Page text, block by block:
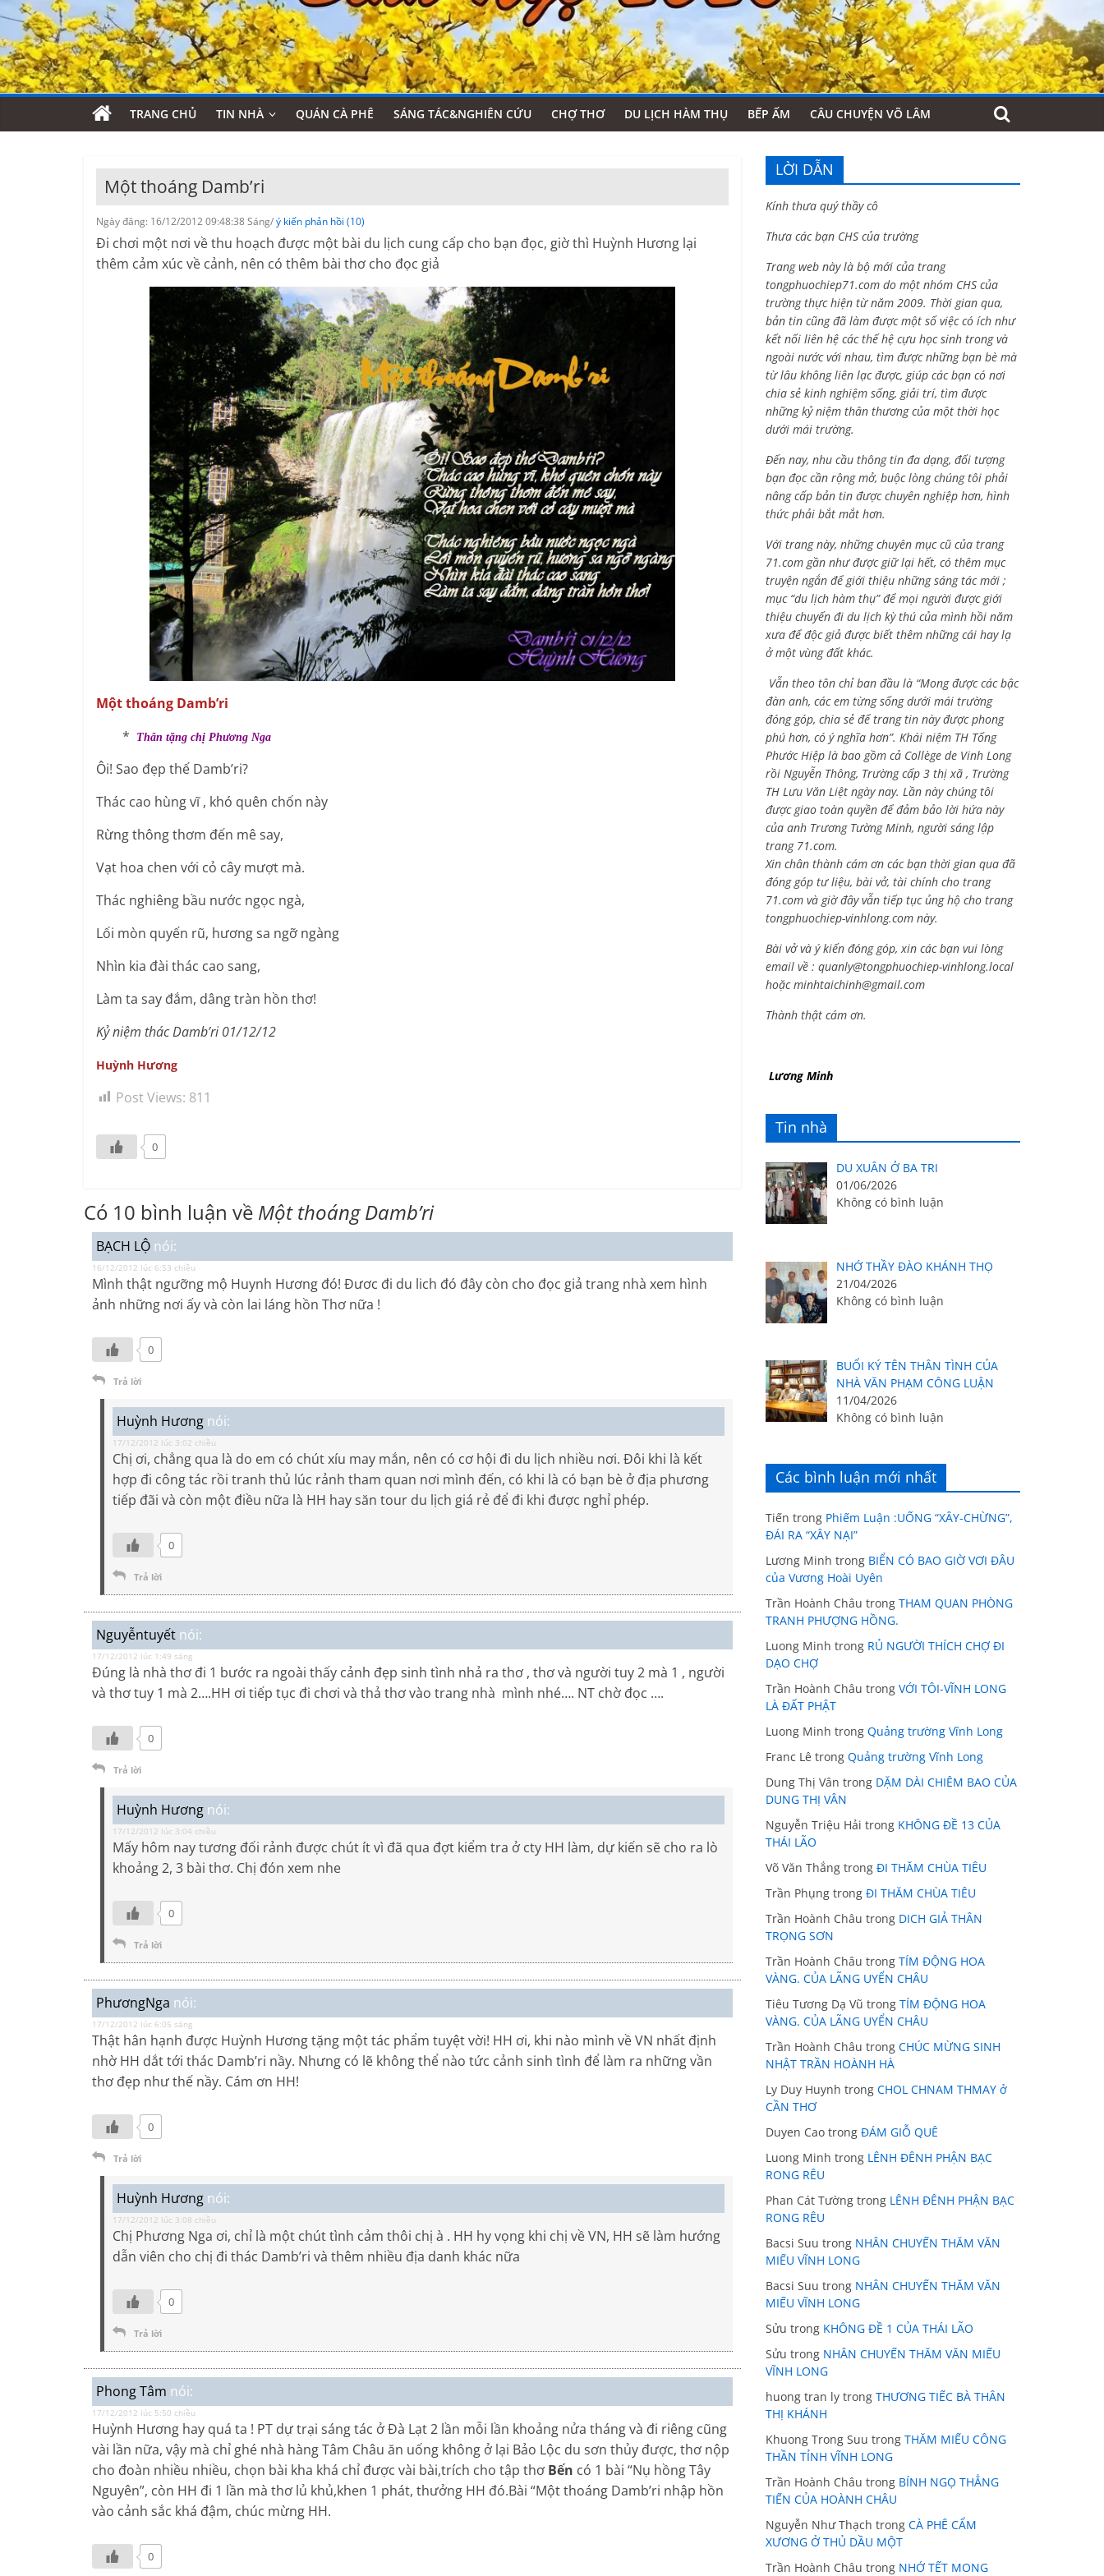
TRANG CHỦ TIN NHÀ QUÁN CÀ PHÊ SÁNG TÁC&NGHIÊN CỨU CHỢ THƠ DU LỊCH HÀM THỤ BẾP ẤM CÂU CHUYỆN VÕ LÂM
Một thoáng Damb’ri
Ngày đăng: 16/12/2012 09:48:38 Sáng/ý kiến phản hồi (10)
Đi chơi một nơi về thu hoạch được một bài du lịch cung cấp cho bạn đọc, giờ thì Huỳnh Hương lại
thêm cảm xúc về cảnh, nên có thêm bài thơ cho đọc giả
Một thoáng Damb’ri
*
Thân tặng chị Phương Nga
Ôi! Sao đẹp thế Damb’ri?
Thác cao hùng vĩ , khó quên chốn này
Rừng thông thơm đến mê say,
Vạt hoa chen với cỏ cây mượt mà.
Thác nghiêng bầu nước ngọc ngà,
Lối mòn quyến rũ, hương sa ngỡ ngàng
Nhìn kia đài thác cao sang,
Làm ta say đắm, dâng tràn hồn thơ!
Kỷ niệm thác Damb’ri 01/12/12
Huỳnh Hương
Post Views: 811
0
Có 10 bình luận về Một thoáng Damb’ri
BẠCH LỘ nói:
16/12/2012 lúc 6:53 chiều
Mình thật ngưỡng mộ Huynh Hương đó! Đươc đi du lich đó đây còn cho đọc giả trang nhà xem hình
ảnh những nơi ấy và còn lai láng hồn Thơ nữa !
0
Trả lời
Huỳnh Hương nói:
17/12/2012 lúc 3:02 chiều
Chị ơi, chẳng qua là do em có chút xíu may mắn, nên có cơ hội đi du lịch nhiều nơi. Đôi khi là kết
hợp đi công tác rồi tranh thủ lúc rảnh tham quan nơi mình đến, có khi là có bạn bè ở địa phương
tiếp đãi và còn một điều nữa là HH hay săn tour du lịch giá rẻ để đi khi được nghỉ phép.
0
Trả lời
Nguyễntuyết nói:
17/12/2012 lúc 1:49 sáng
Đúng là nhà thơ đi 1 bước ra ngoài thấy cảnh đẹp sinh tình nhả ra thơ , thơ và người tuy 2 mà 1 , người
và thơ tuy 1 mà 2….HH ơi tiếp tục đi chơi và thả thơ vào trang nhà mình nhé…. NT chờ đọc ….
0
Trả lời
Huỳnh Hương nói:
17/12/2012 lúc 3:04 chiều
Mấy hôm nay tương đối rảnh được chút ít vì đã qua đợt kiểm tra ở cty HH làm, dự kiến sẽ cho ra lò
khoảng 2, 3 bài thơ. Chị đón xem nhe
0
Trả lời
PhươngNga nói:
17/12/2012 lúc 6:05 sáng
Thật hân hạnh được Huỳnh Hương tặng một tác phẩm tuyệt vời! HH ơi, khi nào mình về VN nhất định
nhờ HH dắt tới thác Damb’ri nầy. Nhưng có lẽ không thể nào tức cảnh sinh tình để làm ra những vần
thơ đẹp như thế nầy. Cám ơn HH!
0
Trả lời
Huỳnh Hương nói:
17/12/2012 lúc 3:08 chiều
Chị Phương Nga ơi, chỉ là một chút tình cảm thôi chị à . HH hy vọng khi chị về VN, HH sẽ làm hướng
dẫn viên cho chị đi thác Damb’ri và thêm nhiều địa danh khác nữa
0
Trả lời
Phong Tâm nói:
17/12/2012 lúc 5:50 chiều
Huỳnh Hương hay quá ta ! PT dự trại sáng tác ở Đà Lạt 2 lần mỗi lần khoảng nửa tháng và đi riêng cũng
vài lần nữa, vậy mà chỉ ghé nhà hàng Tâm Châu ăn uống không ở lại Bảo Lộc du sơn thủy được, thơ nộp
cho đoàn nhiều nhiều, chọn bài kha khá chỉ được vài bài,trích cho tập thơ Bến có 1 bài “Nụ hồng Tây
Nguyên”, còn HH đi 1 lần mà thơ lủ khủ,khen 1 phát, thưởng HH đó.Bài “Một thoáng Damb’ri nhập hồn
vào cảnh sắc khá đậm, chúc mừng HH.
0
LỜI DẪN
Kính thưa quý thầy cô
Thưa các bạn CHS của trường
Trang web này là bộ mới của trang
tongphuochiep71.com do một nhóm CHS của
trường thực hiện từ năm 2009. Thời gian qua,
bản tin cũng đã làm được một số việc có ích như
kết nối liên hệ các thế hệ cựu học sinh trong và
ngoài nước với nhau, tìm được những bạn bè mà
từ lâu không liên lạc được, giúp các bạn có nơi
chia sẻ kinh nghiệm sống, giải trí, tìm được
những kỷ niệm thân thương của một thời học
dưới mái trường.
Đến nay, nhu cầu thông tin đa dạng, đối tượng
bạn đọc cần rộng mở, buộc lòng chúng tôi phải
nâng cấp bản tin được chuyên nghiệp hơn, hình
thức phải bắt mắt hơn.
Với trang này, những chuyên mục cũ của trang
71.com gần như được giữ lại hết, có thêm mục
truyện ngắn để giới thiệu những sáng tác mới ;
mục “du lịch hàm thụ” để mọi người được giới
thiệu chuyến đi du lịch kỳ thú của mình hồi năm
xưa để độc giả được biết thêm những cái hay lạ
ở một vùng đất khác.
Vẫn theo tôn chỉ ban đầu là “Mong được các bậc
đàn anh, các em từng sống dưới mái trường
đóng góp, chia sẻ để trang tin này được phong
phú hơn, có ý nghĩa hơn”. Khái niệm TH Tống
Phước Hiệp là bao gồm cả Collège de Vinh Long
rồi Nguyễn Thông, Trường cấp 3 thị xã , Trường
TH Lưu Văn Liệt ngày nay. Lần này chúng tôi
được giao toàn quyền để đảm bảo lời hứa này
của anh Trương Tường Minh, người sáng lập
trang 71.com.
Xin chân thành cám ơn các bạn thời gian qua đã
đóng góp tư liệu, bài vở, tài chính cho trang
71.com và giờ đây vẫn tiếp tục ủng hộ cho trang
tongphuochiep-vinhlong.com này.
Bài vở và ý kiến đóng góp, xin các bạn vui lòng
email về : quanly@tongphuochiep-vinhlong.local
hoặcminhtaichinh@gmail.com
Thành thật cám ơn.
Lương Minh
Tin nhà
DU XUÂN Ở BA TRI
01/06/2026
Không có bình luận
NHỚ THẦY ĐÀO KHÁNH THỌ
21/04/2026
Không có bình luận
BUỔI KÝ TÊN THÂN TÌNH CỦA
NHÀ VĂN PHẠM CÔNG LUẬN
11/04/2026
Không có bình luận
Các bình luận mới nhất
Tiến trong Phiếm Luận :UỐNG “XÂY-CHỪNG”,
ĐÁI RA “XÂY NẠI”
Lương Minh trong BIỂN CÓ BAO GIỜ VƠI ĐÂU
của Vương Hoài Uyên
Trần Hoành Châu trong THAM QUAN PHÒNG
TRANH PHƯỢNG HỒNG.
Luong Minh trong RỦ NGƯỜI THÍCH CHỢ ĐI
DẠO CHỢ
Trần Hoành Châu trong VỚI TÔI-VĨNH LONG
LÀ ĐẤT PHẬT
Luong Minh trong Quảng trường Vĩnh Long
Franc Lê trong Quảng trường Vĩnh Long
Dung Thị Vân trong DẶM DÀI CHIÊM BAO CỦA
DUNG THỊ VÂN
Nguyễn Triệu Hải trong KHÔNG ĐỀ 13 CỦA
THÁI LÃO
Võ Văn Thắng trong ĐI THĂM CHÙA TIÊU
Trần Phụng trong ĐI THĂM CHÙA TIÊU
Trần Hoành Châu trong DICH GIẢ THÂN
TRỌNG SƠN
Trần Hoành Châu trong TÍM ĐỘNG HOA
VÀNG. CỦA LÃNG UYỂN CHÂU
Tiêu Tương Dạ Vũ trong TÍM ĐỘNG HOA
VÀNG. CỦA LÃNG UYỂN CHÂU
Trần Hoành Châu trong CHÚC MỪNG SINH
NHẬT TRẦN HOÀNH HÀ
Ly Duy Huynh trong CHOL CHNAM THMAY ở
CẦN THƠ
Duyen Cao trong ĐÁM GIỖ QUÊ
Luong Minh trong LÊNH ĐÊNH PHẬN BẠC
RONG RÊU
Phan Cát Tường trong LÊNH ĐÊNH PHẬN BẠC
RONG RÊU
Bacsi Suu trong NHÂN CHUYẾN THĂM VĂN
MIẾU VĨNH LONG
Bacsi Suu trong NHÂN CHUYẾN THĂM VĂN
MIẾU VĨNH LONG
Sửu trong KHÔNG ĐỀ 1 CỦA THÁI LÃO
Sửu trong NHÂN CHUYẾN THĂM VĂN MIẾU
VĨNH LONG
huong tran ly trong THƯƠNG TIẾC BÀ THÂN
THỊ KHÁNH
Khuong Trong Suu trong THĂM MIẾU CÔNG
THẦN TỈNH VĨNH LONG
Trần Hoành Châu trong BÍNH NGỌ THẲNG
TIẾN CỦA HOÀNH CHÂU
Nguyễn Như Thạch trong CÀ PHÊ CẨM
XƯƠNG Ở THỦ DẦU MỘT
Trần Hoành Châu trong NHỚ TẾT MONG